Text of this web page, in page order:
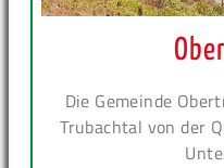
Die Gemeinde
Trubachtal von der